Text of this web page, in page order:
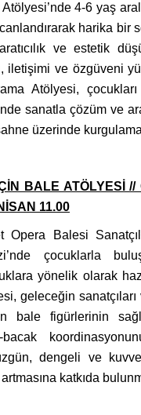
Atölyesi’nde 4-6 yaş
harika bir
ve estetik
iletişimi ve özgüveni
Atölyesi,
sanatla çözüm ve
üzerinde
BALE ATÖLYESİ //
11.00
Opera Balesi
çocuklarla
yönelik olarak
geleceğin
bale figürlerinin
dengeli ve
katkıda